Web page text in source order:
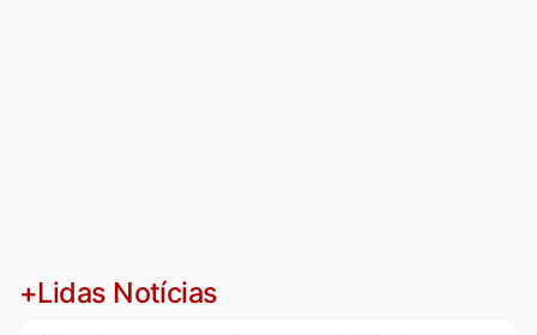
+Lidas Notícias